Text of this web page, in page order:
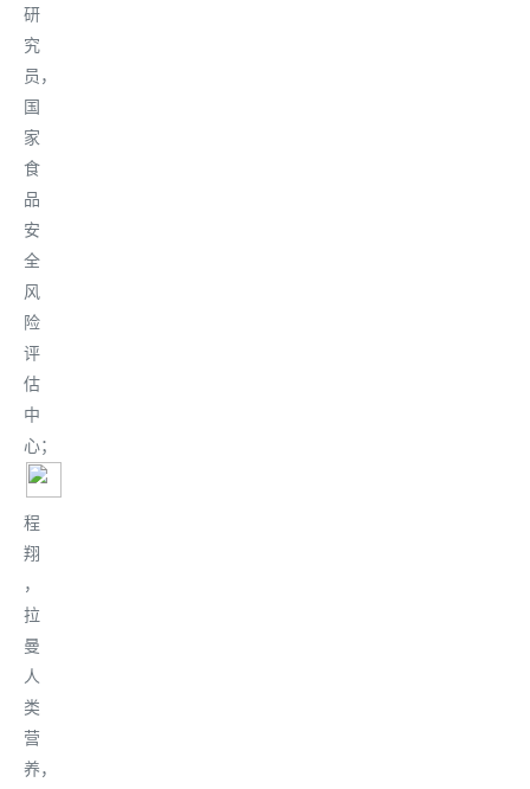
研
究
员，
国
家
食
品
安
全
风
险
评
估
中
心；
程
翔
，
拉
曼
人
类
营
养，